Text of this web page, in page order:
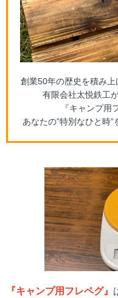
創業50年の歴史を積み
有限会社太悦鉄工
『キャンプ用
あなたの”特別なひと時
『キャンプ用フレペグ』